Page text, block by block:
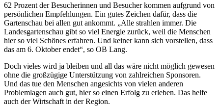
62 Prozent der Besucherinnen und Besucher kommen aufgrund von
persönlichen Empfehlungen. Ein gutes Zeichen dafür, dass die
Gartenschau bei allen gut ankommt. „Alle strahlen immer. Die
Landesgartenschau gibt so viel Energie zurück, weil die Menschen
hier so viel Schönes erfahren. Und keiner kann sich vorstellen, dass
das am 6. Oktober endet“, so OB Lang.
Doch vieles wird ja bleiben und all das wäre nicht möglich gewesen
ohne die großzügige Unterstützung von zahlreichen Sponsoren.
Und das tue den Menschen angesichts von vielen anderen
Problemlagen auch gut, hier so einen Erfolg zu erleben. Das helfe
auch der Wirtschaft in der Region.